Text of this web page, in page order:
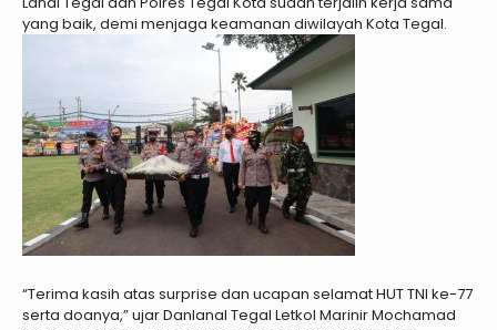
yang baik, demi menjaga keamanan diwilayah Kota Tegal.
“Terima kasih atas surprise dan ucapan selamat HUT TNI ke-77
serta doanya,” ujar Danlanal Tegal Letkol Marinir Mochamad